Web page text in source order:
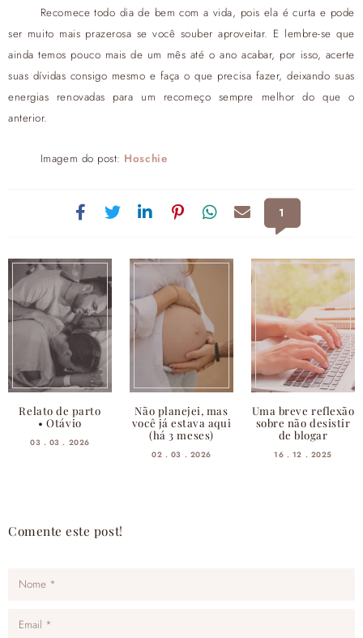
Recomece todo dia de bem com a vida, pois ela é curta e pode
ser muito mais prazerosa se você souber aproveitar. E lembre-se que
ainda temos pouco mais de um mês até o ano acabar, por isso, acerte
suas dívidas consigo mesmo e faça o que precisa fazer, deixando suas
energias renovadas para um recomeço sempre melhor do que o
anterior.
Imagem do post: Hoschie
1
Relato de parto
• Otávio
03 . 03 . 2026
Não planejei, mas
você já estava aqui
(há 3 meses)
02 . 03 . 2026
Uma breve reflexão
sobre não desistir
de blogar
16 . 12 . 2025
Comente este post!